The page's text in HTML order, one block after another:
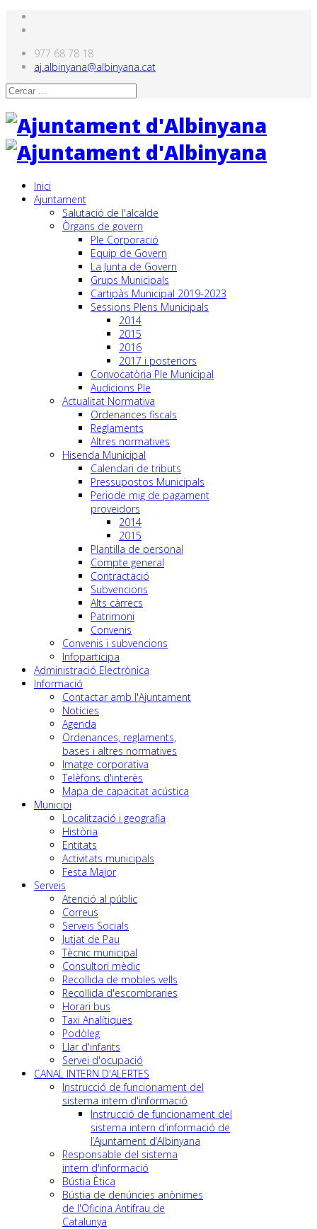
977 68 78 18
aj.albinyana@albinyana.cat
Inici
Ajuntament
Salutació de l'alcalde
Òrgans de govern
Ple Corporació
Equip de Govern
La Junta de Govern
Grups Municipals
Cartipàs Municipal 2019-2023
Sessions Plens Municipals
2014
2015
2016
2017 i posteriors
Convocatòria Ple Municipal
Audicions Ple
Actualitat Normativa
Ordenances fiscals
Reglaments
Altres normatives
Hisenda Municipal
Calendari de tributs
Pressupostos Municipals
Periode mig de pagament
proveidors
2014
2015
Plantilla de personal
Compte general
Contractació
Subvencions
Alts càrrecs
Patrimoni
Convenis
Convenis i subvencions
Infoparticipa
Administració Electrònica
Informació
Contactar amb l'Ajuntament
Notícies
Agenda
Ordenances, reglaments,
bases i altres normatives
Imatge corporativa
Telèfons d'interès
Mapa de capacitat acústica
Municipi
Localització i geografia
Història
Entitats
Activitats municipals
Festa Major
Serveis
Atenció al públic
Correus
Serveis Socials
Jutjat de Pau
Tècnic municipal
Consultori mèdic
Recollida de mobles vells
Recollida d'escombraries
Horari bus
Taxi Analítiques
Podòleg
Llar d'infants
Servei d'ocupació
CANAL INTERN D'ALERTES
Instrucció de funcionament del
sistema intern d'informació
Instrucció de funcionament del
sistema intern d’informació de
l’Ajuntament d’Albinyana
Responsable del sistema
intern d'informació
Bústia Ètica
Bústia de denúncies anònimes
de l'Oficina Antifrau de
Catalunya